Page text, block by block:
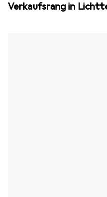
Verkaufsrang in